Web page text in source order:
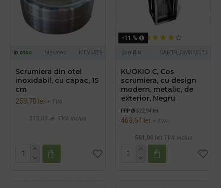
In stoc Mevatec MEV6529
Scrumiera din otel
inoxidabil, cu capac, 15
cm​
258,70 lei + TVA
313,03 lei TVA inclus
-11 %
SaniBIN SANTR_DMK1530B
KUOKIO C, Cos
scrumiera, cu design
modern, metalic, de
exterior, Negru
PRP 522,94 lei
463,64 lei + TVA
561,00 lei TVA inclus